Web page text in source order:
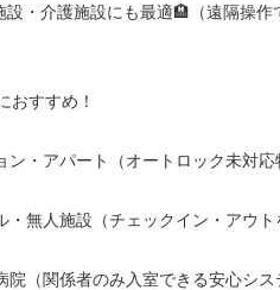
設・介護施設にも最適🏨（遠隔操作
おすすめ！
ン・アパート（オートロック未対
・無人施設（チェックイン・アウト
院（関係者のみ入室できる安心シス